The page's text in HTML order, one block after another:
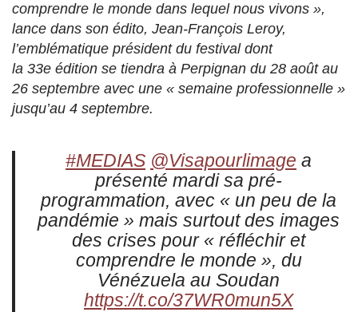
comprendre le monde dans lequel nous vivons »,
lance dans son édito, Jean-François Leroy,
l’emblématique président du festival dont
la 33e édition se tiendra à Perpignan du 28 août au
26 septembre avec une « semaine professionnelle »
jusqu’au 4 septembre.
#MEDIAS @Visapourlimage a
présenté mardi sa pré-
programmation, avec « un peu de la
pandémie » mais surtout des images
des crises pour « réfléchir et
comprendre le monde », du
Vénézuela au Soudan
https://t.co/37WR0mun5X